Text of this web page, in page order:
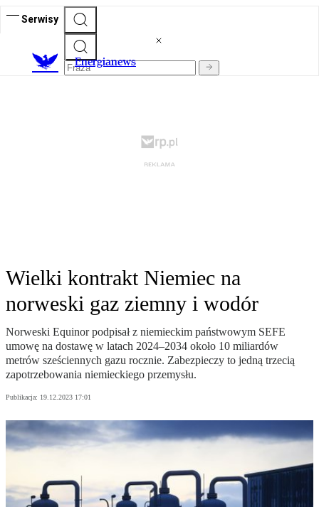
Serwisy
Energianews
Wielki kontrakt Niemiec na
norweski gaz ziemny i wodór
Norweski Equinor podpisał z niemieckim państwowym SEFE
umowę na dostawę w latach 2024–2034 około 10 miliardów
metrów sześciennych gazu rocznie. Zabezpieczy to jedną trzecią
zapotrzebowania niemieckiego przemysłu.
Publikacja: 19.12.2023 17:01